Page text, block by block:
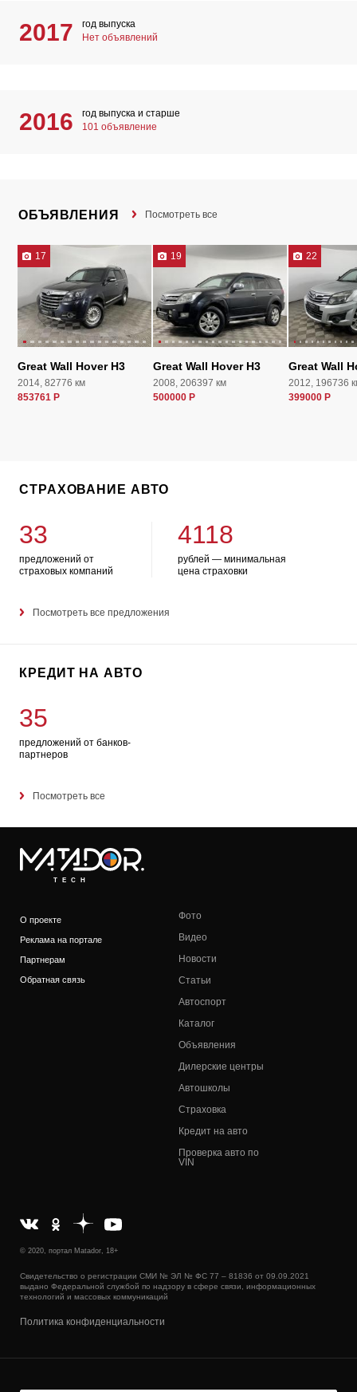
2017
год выпуска
Нет объявлений
2016
год выпуска и старше
101 объявление
ОБЪЯВЛЕНИЯ Посмотреть все
17
Great Wall Hover H3
2014, 82776 км
853761 Р
19
Great Wall Hover H3
2008, 206397 км
500000 Р
22
Great Wall
2012, 196736
399000 Р
СТРАХОВАНИЕ АВТО
33
предложений от
страховых компаний
4118
рублей — минимальная
цена страховки
Посмотреть все предложения
КРЕДИТ НА АВТО
35
предложений от банков-
партнеров
Посмотреть все
TECH
О проекте
Реклама на портале
Партнерам
Обратная связь
Фото
Видео
Новости
Статьи
Автоспорт
Каталог
Объявления
Дилерские центры
Автошколы
Страховка
Кредит на авто
Проверка авто по
VIN
© 2020, портал Matador, 18+
Свидетельство о регистрации СМИ № ЭЛ № ФС 77 – 81836 от 09.09.2021
выдано Федеральной службой по надзору в сфере связи, информационных
технологий и массовых коммуникаций
Политика конфиденциальности